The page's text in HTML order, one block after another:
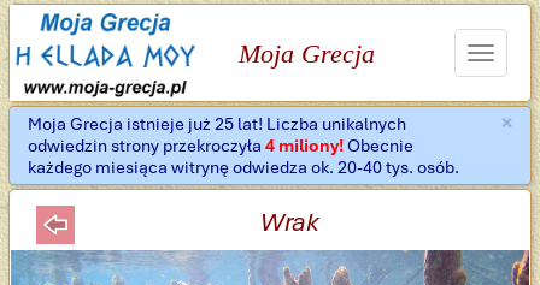
Moja Grecja
Toggle
×
Moja Grecja istnieje już 25 lat! Liczba unikalnych
odwiedzin strony przekroczyła 4 miliony!Obecnie
każdego miesiąca witrynę odwiedza ok. 20-40 tys. osób.
Wrak